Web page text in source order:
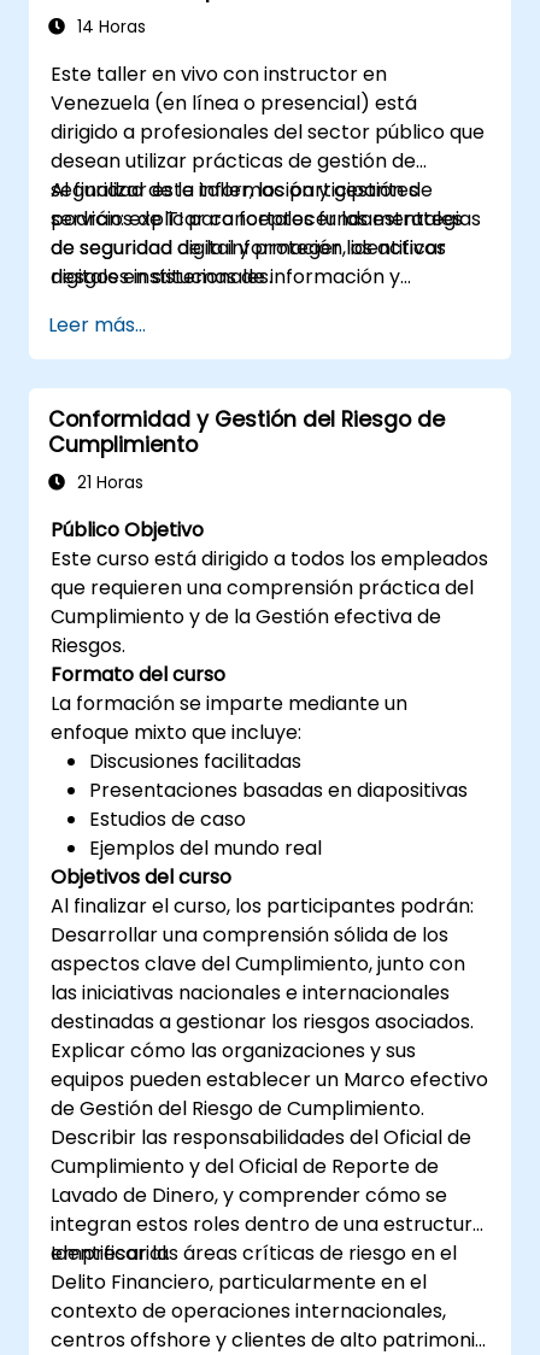
ISO/IEC 27001
implementar los requisitos de ISO/IEC
27001 en el contexto específico de una
organización
Adquirir el conocimiento necesario para
apoyar a una organización en la
planificación, implementación, gestión,
monitoreo y mantenimiento efectivos de
un SMSI
Sector Público
14 Horas
Este taller en vivo con instructor en
Venezuela (en línea o presencial) está
dirigido a profesionales del sector público que
desean utilizar prácticas de gestión de
seguridad de la información y gestión de
servicios de TI para fortalecer las estrategias
de seguridad digital y proteger los activos
digitales institucionales.
Al finalizar este taller, los participantes
podrán: explicar conceptos fundamentales
de seguridad de la información, identificar
riesgos en sistemas de información y
prácticos y apoyar la entrega segura de
servicios de TI.
Leer más...
Conformidad y Gestión del Riesgo de
Cumplimiento
21 Horas
Público Objetivo
Este curso está dirigido a todos los empleados
que requieren una comprensión práctica del
Cumplimiento y de la Gestión efectiva de
Riesgos.
Formato del curso
La formación se imparte mediante un
enfoque mixto que incluye:
Discusiones facilitadas
Presentaciones basadas en diapositivas
Estudios de caso
Ejemplos del mundo real
Objetivos del curso
Al finalizar el curso, los participantes podrán:
Desarrollar una comprensión sólida de los
aspectos clave del Cumplimiento, junto con
las iniciativas nacionales e internacionales
destinadas a gestionar los riesgos asociados.
Explicar cómo las organizaciones y sus
equipos pueden establecer un Marco efectivo
de Gestión del Riesgo de Cumplimiento.
Describir las responsabilidades del Oficial de
Cumplimiento y del Oficial de Reporte de
Lavado de Dinero, y comprender cómo se
integran estos roles dentro de una estructura
empresarial.
Identificar las áreas críticas de riesgo en el
Delito Financiero, particularmente en el
contexto de operaciones internacionales,
centros offshore y clientes de alto patrimonio